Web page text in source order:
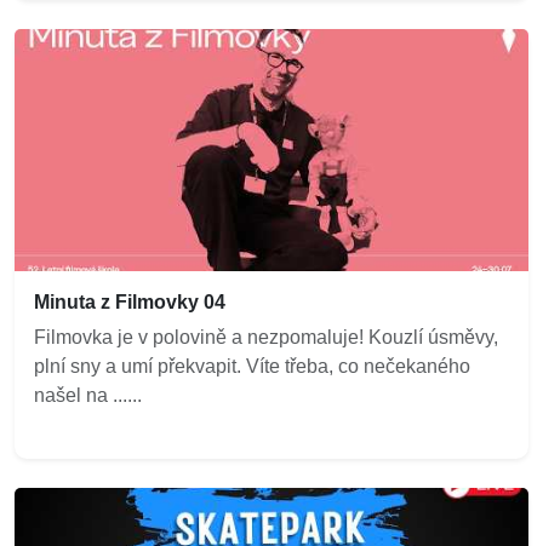
Minuta z Filmovky 04
Filmovka je v polovině a nezpomaluje! Kouzlí úsměvy,
plní sny a umí překvapit. Víte třeba, co nečekaného
našel na ......